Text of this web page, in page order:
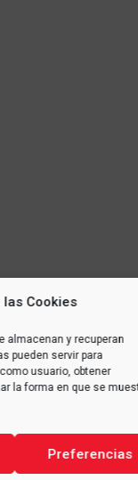
Cookies
almacenan y recuperan
pueden servir para
usuario, obtener
la forma en que se
Preferencias